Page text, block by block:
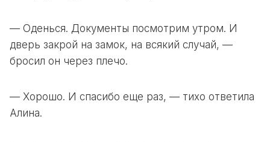
— Оденься. Документы посмотрим утром. И
дверь закрой на замок, на всякий случай, —
бросил он через плечо.
— Хорошо. И спасибо еще раз, — тихо ответила
Алина.